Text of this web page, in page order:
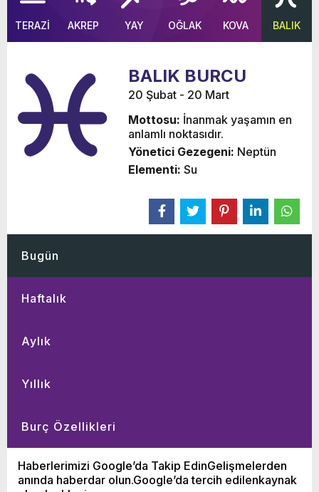
TERAZİ AKREP YAY OĞLAK KOVA BALIK
BALIK BURCU
20 Şubat - 20 Mart
Mottosu: İnanmak yaşamın en
anlamlı noktasıdır.
Yönetici Gezegeni: Neptün
Elementi: Su
Bugün
Haftalık
Aylık
Yıllık
Burç Özellikleri
Haberlerimizi Google’da Takip EdinGelişmelerden
anında haberdar olun.Google’da tercih edilenkaynak